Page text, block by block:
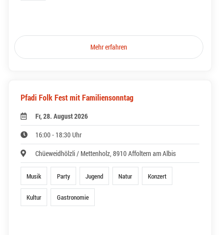
Mehr erfahren
Pfadi Folk Fest mit Familiensonntag
Fr, 28. August 2026
16:00 - 18:30 Uhr
Chüeweidhölzli / Mettenholz, 8910 Affoltern am Albis
Musik Party Jugend Natur Konzert
Kultur Gastronomie